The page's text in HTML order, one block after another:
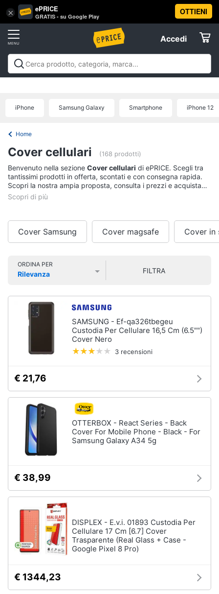
× ePRICE
GRATIS - su Google Play
OTTIENI
Accedi
Accedi
Registrati
Offerte
Tv
e
Home
Cinema
home
Videogiochi
e
musica
Brico
e
Giardinaggio
Salute
e
igiene
Beauty
Giocattoli
Prima
infanzia
Fotografia
Vai
al
iPhone Samsung Galaxy Smartphone iPhone 12
Home
Cover cellulari (168 prodotti)
Benvenuto nella sezione Cover cellulari di ePRICE. Scegli tra
tantissimi prodotti in offerta, scontati e con consegna rapida.
Scopri la nostra ampia proposta, consulta i prezzi e acquista
comodamente online.
Cover Samsung Cover magsafe Cover in
ORDINA PER
Rilevanza
FILTRA
SAMSUNG - Ef-qa326tbegeu
Custodia Per Cellulare 16,5 Cm (6.5"")
Cover Nero
3 recensioni
€ 21,76
OTTERBOX - React Series - Back
Cover For Mobile Phone - Black - For
Samsung Galaxy A34 5g
€ 38,99
DISPLEX - E.v.i. 01893 Custodia Per
Cellulare 17 Cm [6.7] Cover
Trasparente (Real Glass + Case -
Google Pixel 8 Pro)
€ 1344,23